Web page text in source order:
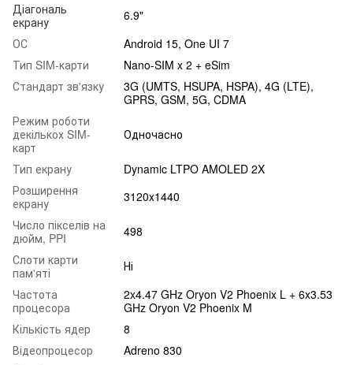
Діагональ
екрану
6.9"
ОС
Android 15, One UI 7
Тип SIM-карти
Nano-SIM x 2 + eSim
Стандарт зв'язку
3G (UMTS, HSUPA, HSPA), 4G (LTE),
GPRS, GSM, 5G, CDMA
Режим роботи
декількох SIM-
карт
Одночасно
Тип екрану
Dynamic LTPO AMOLED 2X
Розширення
екрану
3120x1440
Число пікселів на
дюйм, PPI
498
Слоти карти
пам'яті
Ні
Частота
процесора
2x4.47 GHz Oryon V2 Phoenix L + 6x3.53
GHz Oryon V2 Phoenix M
Кількість ядер
8
Відеопроцесор
Adreno 830